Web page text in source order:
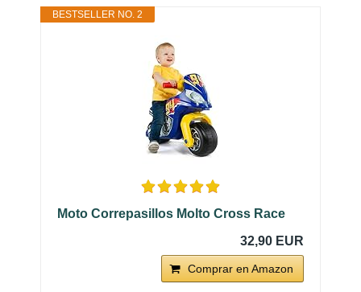
BESTSELLER NO. 2
Moto Correpasillos Molto Cross Race
32,90 EUR
Comprar en Amazon